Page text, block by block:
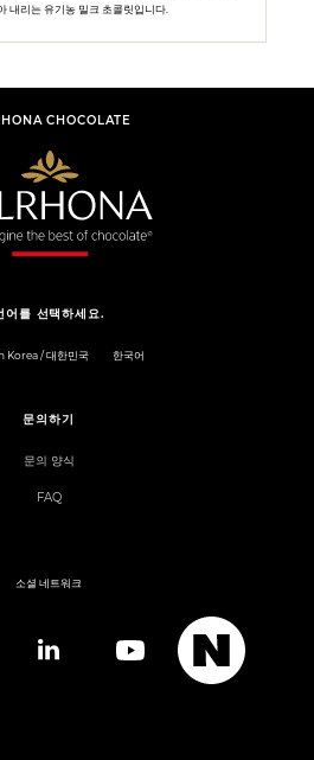
내리는 유기농 밀크 초콜릿입니다.
CHOCOLATE
어를 선택하세요.
Korea / 대한민국 한국어
문의하기
문의 양식
FAQ
소셜 네트워크